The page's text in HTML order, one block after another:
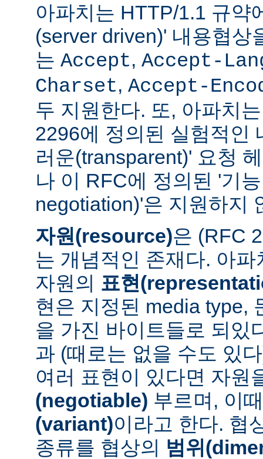
아파치는 HTTP/1.1 규약
(server driven)' 내용협상
는 Accept, Accept-
Charset, Accept-
두 지원한다. 또, 아파치
2296에 정의된 실험적인
러운(transparent)' 요청
나 이 RFC에 정의된 '기
negotiation)'은 지원하지
자원(resource)은 (RFC
는 개념적인 존재다. 아
자원의 표현
현은 지정된 media type,
을 가진 바이트들로 되있
과 (때로는 없을 수도 있
여러 표현이 있다면 자원
(negotiable) 부르며, 이
(variant)이라고 한다. 협
종류를 협상의 범위